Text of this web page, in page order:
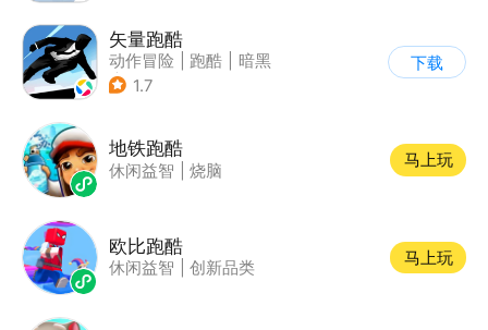
矢量跑酷
动作冒险 跑酷
暗黑
| 通关
1.7
下载
地铁跑酷
休闲益智 烧脑
马上玩
欧比跑酷
休闲益智 创新品类
马上玩